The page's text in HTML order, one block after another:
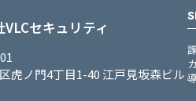
セキュリティ
虎ノ門4丁目1-40 江戸見坂森ビル